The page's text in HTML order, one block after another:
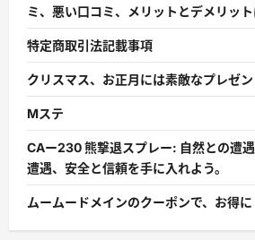
ミ、悪い口コミ、メリットとデメリッ
特定商取引法記載事項
クリスマス、お正月には素敵なプレゼ
Mステ
CAー230 熊撃退スプレー: 自然との遭
遭遇、安全と信頼を手に入れよう。
ムームードメインのクーポンで、お得に